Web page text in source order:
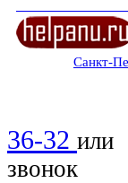
Санкт-
36-32 или
звонок